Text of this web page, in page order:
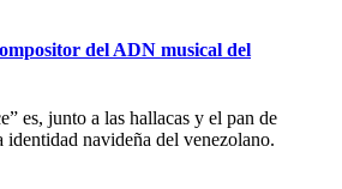
del ADN musical del
es, junto a las hallacas y el pan de
identidad navideña del venezolano.